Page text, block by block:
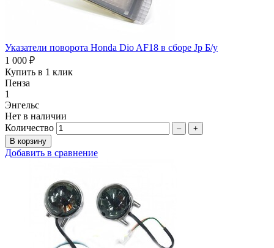
Указатели поворота Honda Dio AF18 в сборе Jp Б/у
1 000 ₽
Купить в 1 клик
Пенза
1
Энгельс
Нет в наличии
Количество
– +
Добавить в сравнение